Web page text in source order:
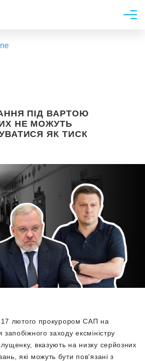
ПІД ВАРТОЮ
НЕ МОЖУТЬ
ЯК ТИСК
17 лютого прокурором САП на
запобіжного заходу ексміністру
вказують на низку серйозних
які можуть бути повʼязані з